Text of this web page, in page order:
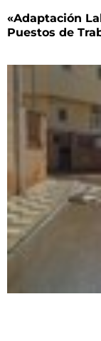
«Adaptación
Puestos de